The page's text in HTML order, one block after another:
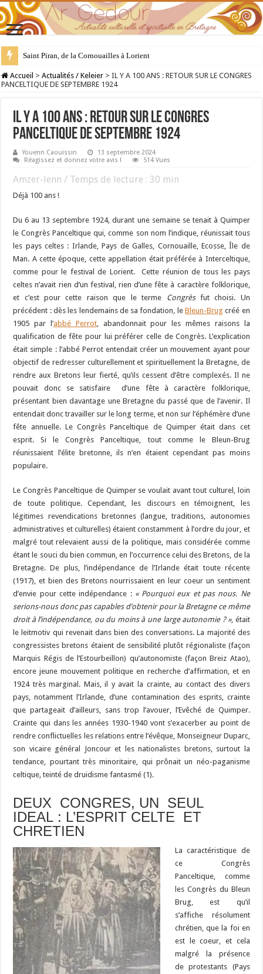
Saint Piran, de la Cornouailles à Lorient
28 juillet : Saint Samson de Dol, père de la Bretagne chrétienne
Accueil > Actualités / Keleier > IL Y A 100 ANS : RETOUR SUR LE CONGRES
PANCELTIQUE DE SEPTEMBRE 1924
IL Y A 100 ANS : RETOUR SUR LE CONGRES
PANCELTIQUE DE SEPTEMBRE 1924
Youenn Caouissin
13 septembre 2024
Réagissez et donnez votre avis !
514 Vues
Amzer-lenn / Temps de lecture :30 min
Déjà 100 ans !
Du 6 au 13 septembre 1924, durant une semaine se tenait à Quimper
le Congrès Panceltique qui, comme son nom l’indique, réunissait tous
les pays celtes : Irlande, Pays de Galles, Cornouaille, Ecosse, Île de
Man. A cette époque, cette appellation était préférée à Interceltique,
comme pour le festival de Lorient. Cette réunion de tous les pays
celtes n’avait rien d’un festival, rien d’une fête à caractère folklorique,
et c’est pour cette raison que le terme Congrèsfut choisi. Un
précédent : dès les lendemains de sa fondation, leBleun-Brug créé en
1905 par l’abbé Perrot, abandonnait pour les mêmes raisons la
qualification de fête pour lui préférer celle de Congrès. L’explication
était simple : l’abbé Perrot entendait créer un mouvement ayant pour
objectif de redresser culturellement et spirituellement la Bretagne, de
rendre aux Bretons leur fierté, qu’ils cessent d’être complexés. Il ne
pouvait donc se satisfaire d’une fête à caractère folklorique,
présentant bien davantage une Bretagne du passé que de l’avenir. Il
entendait donc travailler sur le long terme, et non sur l’éphémère d’une
fête annuelle. Le Congrès Panceltique de Quimper était dans cet
esprit. Si le Congrès Panceltique, tout comme le Bleun-Brug
réunissaient l’élite bretonne, ils n’en étaient cependant pas moins
populaire.
Le Congrès Panceltique de Quimper se voulait avant tout culturel, loin
de toute politique. Cependant, les discours en témoignent, les
légitimes revendications bretonnes (langue, traditions, autonomies
administratives et culturelles) étaient constamment à l’ordre du jour, et
malgré tout relevaient aussi de la politique, mais considérée comme
étant le souci du bien commun, en l’occurrence celui des Bretons, de la
Bretagne. De plus, l’indépendance de l’Irlande était toute récente
(1917), et bien des Bretons nourrissaient en leur coeur un sentiment
d’envie pour cette indépendance : « Pourquoi eux et pas nous. Ne
serions-nous donc pas capables d’obtenir pour la Bretagne ce même
droit à l’indépendance, ou du moins à une large autonomie ? », était
le leitmotiv qui revenait dans bien des conversations. La majorité des
congressistes bretons étaient de sensibilité plutôt régionaliste (façon
Marquis Régis de l’Estourbeillon) qu’autonomiste (façon Breiz Atao),
encore jeune mouvement politique en recherche d’affirmation, et en
1924 très marginal. Mais, il y avait la crainte, au contact des divers
pays, notamment l’Irlande, d’une contamination des esprits, crainte
que partageait d’ailleurs, sans trop l’avouer, l’Evêché de Quimper.
Crainte qui dans les années 1930-1940 vont s’exacerber au point de
rendre conflictuelles les relations entre l’évêque, Monseigneur Duparc,
son vicaire général Joncour et les nationalistes bretons, surtout la
tendance, pourtant très minoritaire, qui prônait un néo-paganisme
celtique, teinté de druidisme fantasmé (1).
DEUX CONGRES, UN SEUL
IDEAL : L’ESPRIT CELTE ET
CHRETIEN
La caractéristique de
ce Congrès
Panceltique, comme
les Congrès du Bleun
Brug, est qu’il
s’affiche résolument
chrétien, que la foi en
est le coeur, et cela
malgré la présence
de protestants (Pays